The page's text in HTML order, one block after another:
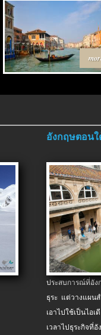
อังกฤษตอนใ
ประสบการณ์ที่อัง
ธุระ แต่วางแผน
เอาไปใช้เป็นไอ
เวลาไปธุระกิจที่อั